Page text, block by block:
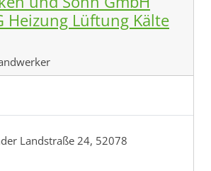
Heizung Lüftung Kälte
Landstraße 24, 52078